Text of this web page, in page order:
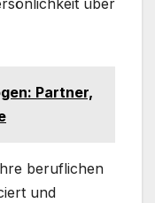
über
Partner,
beruflichen
und